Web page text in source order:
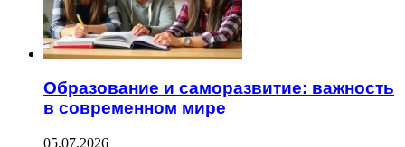
Образование и саморазвитие: важность
в современном мире
05.07.2026